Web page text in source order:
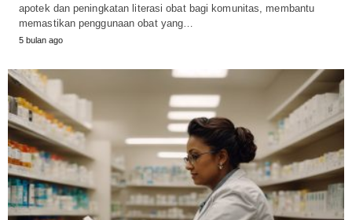
apotek dan peningkatan literasi obat bagi komunitas, membantu
memastikan penggunaan obat yang…
5 bulan ago